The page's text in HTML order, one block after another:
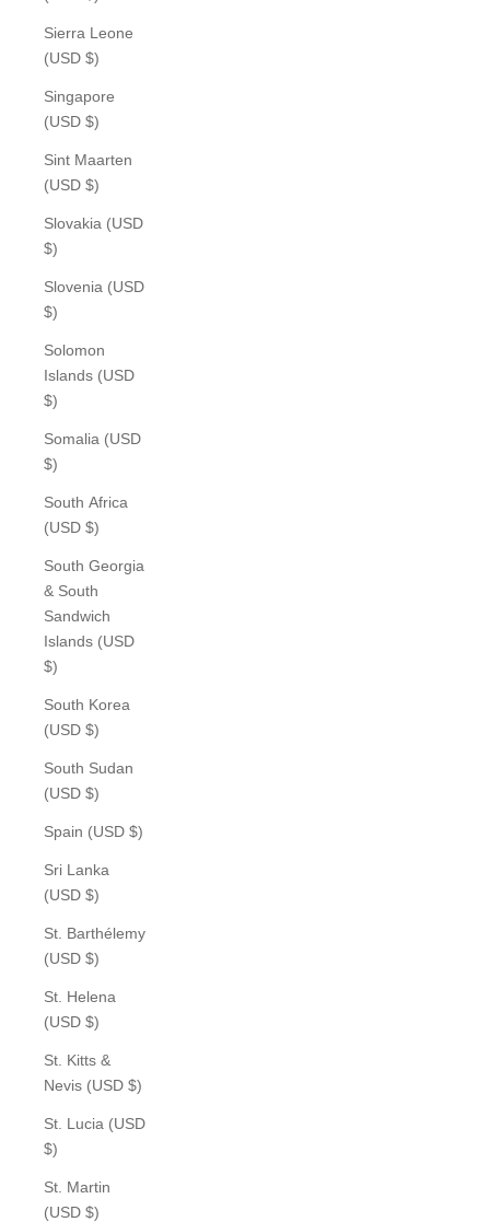
Sierra Leone
(USD $)
Singapore
(USD $)
Sint Maarten
(USD $)
Slovakia (USD
$)
Slovenia (USD
$)
Solomon
Islands (USD
$)
Somalia (USD
$)
South Africa
(USD $)
South Georgia
& South
Sandwich
Islands (USD
$)
South Korea
(USD $)
South Sudan
(USD $)
Spain (USD $)
Sri Lanka
(USD $)
St. Barthélemy
(USD $)
St. Helena
(USD $)
St. Kitts &
Nevis (USD $)
St. Lucia (USD
$)
St. Martin
(USD $)